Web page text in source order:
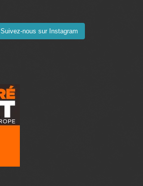
Suivez-nous sur Instagram